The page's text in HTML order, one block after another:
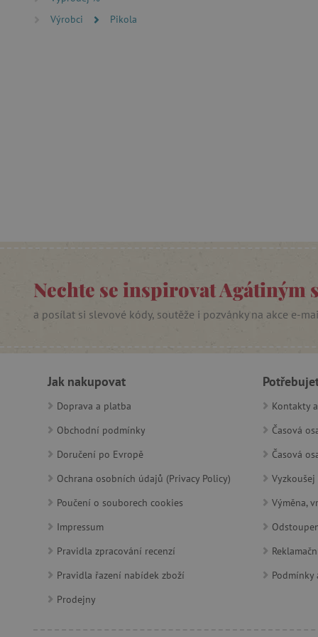
Výrobci
Pikola
Nechte se inspirovat Agátiným
a posílat si slevové kódy, soutěže i pozvánky na akce e-
Jak nakupovat
Doprava a platba
Obchodní podmínky
Doručení po Evropě
Ochrana osobních údajů (Privacy Policy)
Poučení o souborech cookies
Impressum
Pravidla zpracování recenzí
Pravidla řazení nabídek zboží
Prodejny
Kontakty
Časová
Časová
Výměna,
Podmínky
Nezbytně nutné soubory
AWSALBCORS